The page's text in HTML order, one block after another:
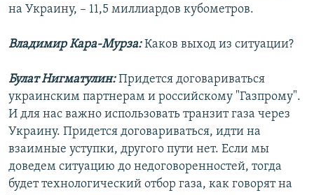
на Украину, – 11,5 миллиардов кубометров.
Владимир Кара-Мурза:Каков выход из ситуации?
Булат Нигматулин:Придется договариваться
украинским партнерам и российскому "Газпрому".
И для нас важно использовать транзит газа через
Украину. Придется договариваться, идти на
взаимные уступки, другого пути нет. Если мы
доведем ситуацию до недоговоренностей, тогда
будет технологический отбор газа, как говорят на